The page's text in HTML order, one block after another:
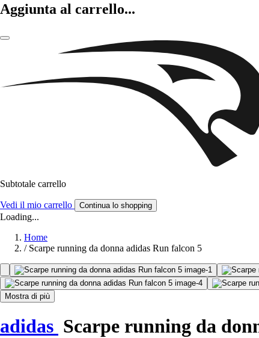
Aggiunta al carrello...
Subtotale carrello
Vedi il mio carrello Continua lo shopping
Loading...
Home
/ Scarpe running da donna adidas Run falcon 5
Mostra di più
adidas Scarpe running da